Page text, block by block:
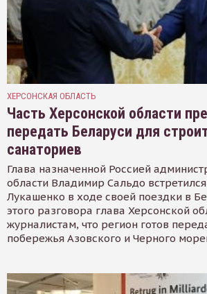
ХЕРСОНСКАЯ ОБЛАСТЬ
Часть Херсонской области
передать Беларуси для
санаториев
Глава назначенной Россией
области Владимир Сальдо
Лукашенко в ходе своей поездки в
этого разговора глава Херсонской
журналистам, что регион готов
побережья Азовского и Черного